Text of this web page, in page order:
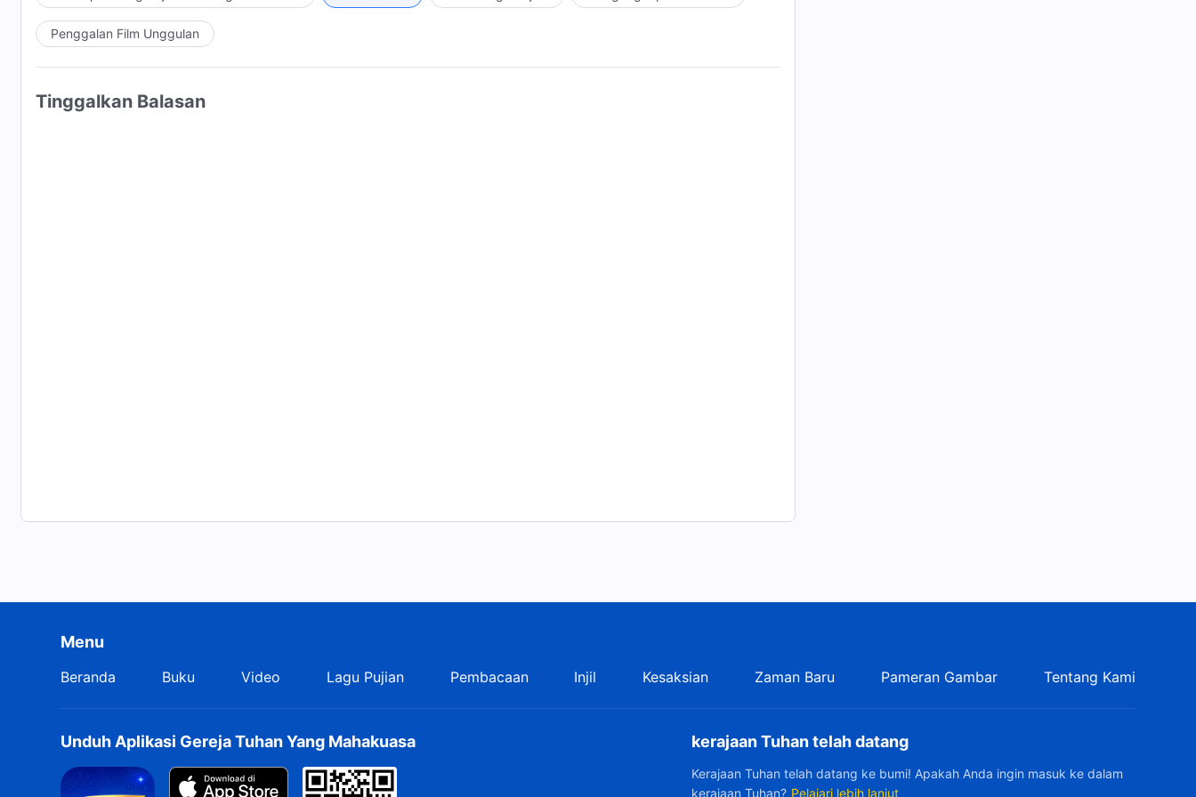
6:50
Penggalan Film Unggulan
Tinggalkan Balasan
Menu
Beranda Buku Video Lagu Pujian Pembacaan Injil Kesaksian Zaman Baru Pameran Gambar Tentang Kami
Unduh Aplikasi Gereja Tuhan Yang Mahakuasa kerajaan Tuhan telah datang
Kerajaan Tuhan telah datang ke bumi! Apakah Anda ingin masuk ke dalam
kerajaan Tuhan? Pelajari lebih lanjut